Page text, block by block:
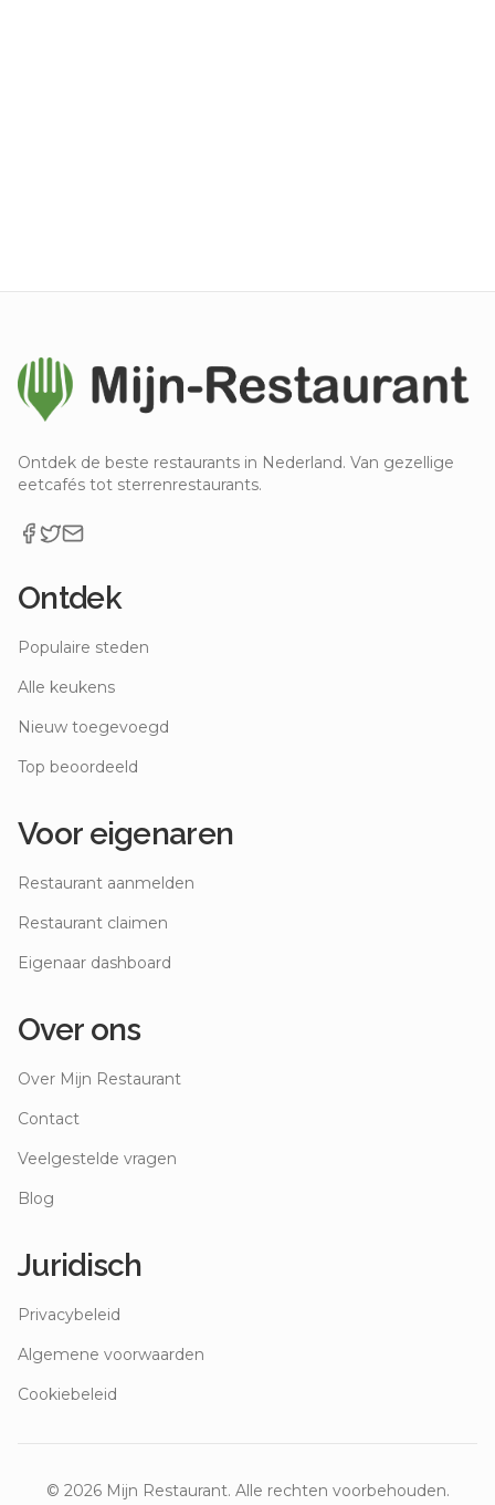
Ontdek de beste restaurants in Nederland. Van gezellige
eetcafés tot sterrenrestaurants.
Ontdek
Populaire steden
Alle keukens
Nieuw toegevoegd
Top beoordeeld
Voor eigenaren
Restaurant aanmelden
Restaurant claimen
Eigenaar dashboard
Over ons
Over Mijn Restaurant
Contact
Veelgestelde vragen
Blog
Juridisch
Privacybeleid
Algemene voorwaarden
Cookiebeleid
© 2026Mijn Restaurant. Alle rechten voorbehouden.